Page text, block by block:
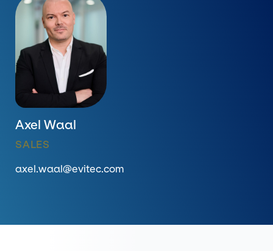
Axel Waal
SALES
axel.waal@evitec.com